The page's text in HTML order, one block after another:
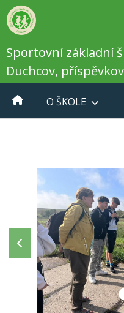
Sportovní základní
Duchcov,
O ŠKOLE